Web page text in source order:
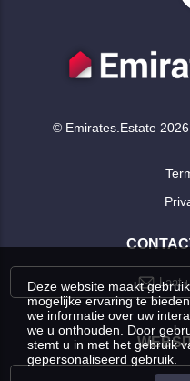
© Emirates.Estate
Laat
Deze website maakt
mogelijke ervaring te
we informatie over uw
we u onthouden. Door
stemt u in met het gebruik
gepersonaliseerd gebruik.